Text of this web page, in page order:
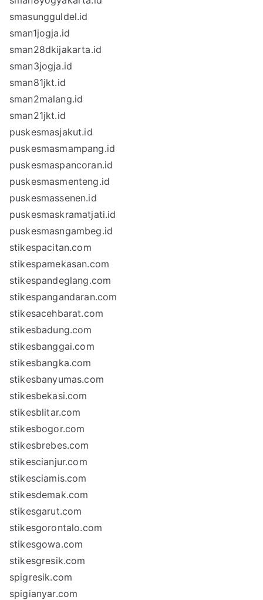
smasungguldel.id
sman1jogja.id
sman28dkijakarta.id
sman3jogja.id
sman81jkt.id
sman2malang.id
sman21jkt.id
puskesmasjakut.id
puskesmasmampang.id
puskesmaspancoran.id
puskesmasmenteng.id
puskesmassenen.id
puskesmaskramatjati.id
puskesmasngambeg.id
stikespacitan.com
stikespamekasan.com
stikespandeglang.com
stikespangandaran.com
stikesacehbarat.com
stikesbadung.com
stikesbanggai.com
stikesbangka.com
stikesbanyumas.com
stikesbekasi.com
stikesblitar.com
stikesbogor.com
stikesbrebes.com
stikescianjur.com
stikesciamis.com
stikesdemak.com
stikesgarut.com
stikesgorontalo.com
stikesgowa.com
stikesgresik.com
spigresik.com
spigianyar.com